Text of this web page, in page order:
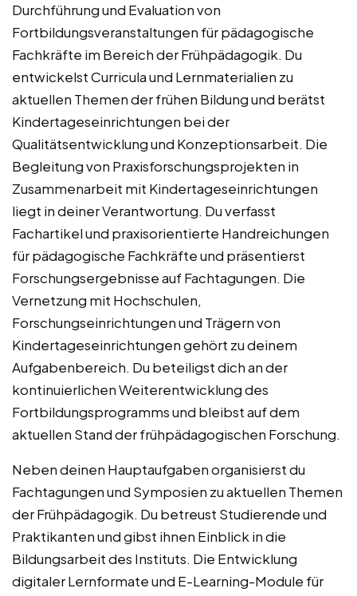
Durchführung und Evaluation von
Fortbildungsveranstaltungen für pädagogische
Fachkräfte im Bereich der Frühpädagogik. Du
entwickelst Curricula und Lernmaterialien zu
aktuellen Themen der frühen Bildung und berätst
Kindertageseinrichtungen bei der
Qualitätsentwicklung und Konzeptionsarbeit. Die
Begleitung von Praxisforschungsprojekten in
Zusammenarbeit mit Kindertageseinrichtungen
liegt in deiner Verantwortung. Du verfasst
Fachartikel und praxisorientierte Handreichungen
für pädagogische Fachkräfte und präsentierst
Forschungsergebnisse auf Fachtagungen. Die
Vernetzung mit Hochschulen,
Forschungseinrichtungen und Trägern von
Kindertageseinrichtungen gehört zu deinem
Aufgabenbereich. Du beteiligst dich an der
kontinuierlichen Weiterentwicklung des
Fortbildungsprogramms und bleibst auf dem
aktuellen Stand der frühpädagogischen Forschung.
Neben deinen Hauptaufgaben organisierst du
Fachtagungen und Symposien zu aktuellen Themen
der Frühpädagogik. Du betreust Studierende und
Praktikanten und gibst ihnen Einblick in die
Bildungsarbeit des Instituts. Die Entwicklung
digitaler Lernformate und E-Learning-Module für